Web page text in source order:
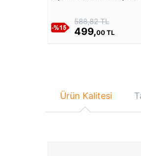
588,82 TL
499,00 TL
Ürün Kalitesi